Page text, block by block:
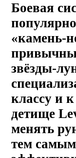
Боевая
«камень-
звёзды-
классу и
детище
менять
тем